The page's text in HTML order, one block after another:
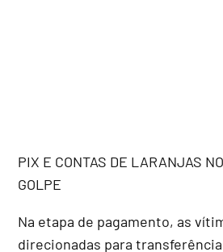
PIX E CONTAS DE LARANJAS
GOLPE
Na etapa de pagamento, as
direcionadas para